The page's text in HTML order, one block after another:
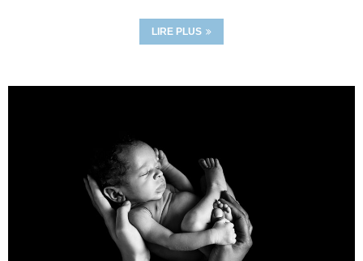
LIRE PLUS